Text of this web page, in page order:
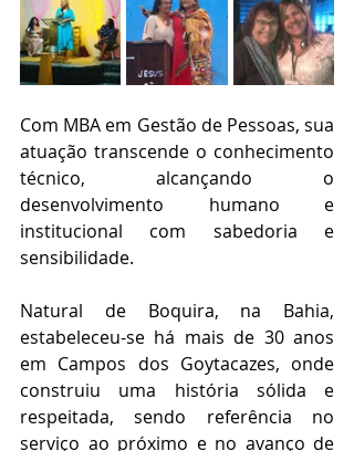
Com MBA em Gestão de Pessoas, sua
atuação transcende o conhecimento
técnico, alcançando o
desenvolvimento humano e
institucional com sabedoria e
sensibilidade.
Natural de Boquira, na Bahia,
estabeleceu-se há mais de 30 anos
em Campos dos Goytacazes, onde
construiu uma história sólida e
respeitada, sendo referência no
serviço ao próximo e no avanço de